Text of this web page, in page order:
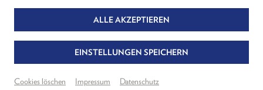
ALLE AKZEPTIEREN
EINSTELLUNGEN SPEICHERN
Cookies löschen Impressum Datenschutz